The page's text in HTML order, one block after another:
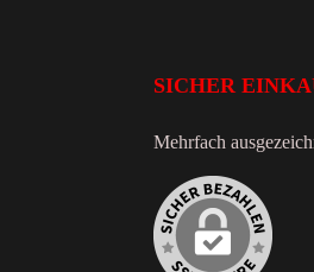
SICHER
Mehrfach